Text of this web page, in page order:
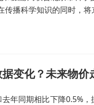
播科学知识的同时，将
变化？未来物价
年同期相比下降0.5%